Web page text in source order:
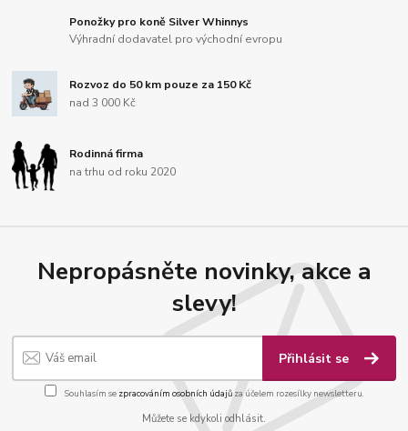
Ponožky pro koně Silver Whinnys
Výhradní dodavatel pro východní evropu
Rozvoz do 50 km pouze za 150 Kč
nad 3 000 Kč
Rodinná firma
na trhu od roku 2020
Nepropásněte novinky, akce a
slevy!
Přihlásit se
Souhlasím se zpracováním osobních údajůza účelem rozesílky newsletteru.
Můžete se kdykoli odhlásit.